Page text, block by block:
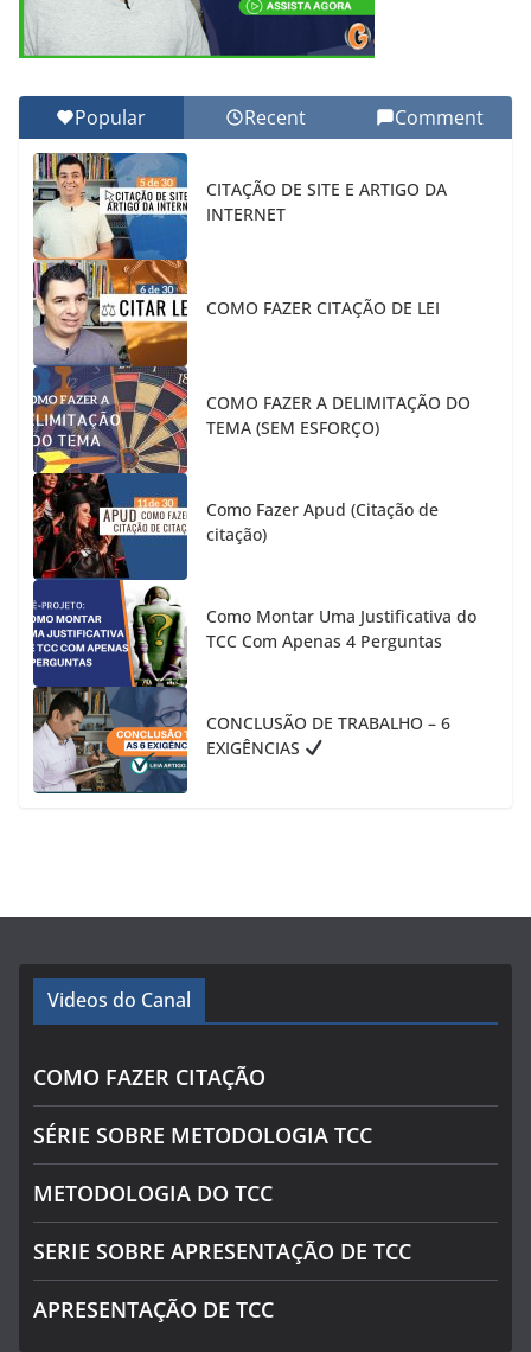
Popular Recent Comment
CITAÇÃO DE SITE E ARTIGO DA
INTERNET
COMO FAZER CITAÇÃO DE LEI
COMO FAZER A DELIMITAÇÃO DO
TEMA (SEM ESFORÇO)
Como Fazer Apud (Citação de
citação)
Como Montar Uma Justificativa do
TCC Com Apenas 4 Perguntas
CONCLUSÃO DE TRABALHO – 6
EXIGÊNCIAS
Videos do Canal
COMO FAZER CITAÇÃO
SÉRIE SOBRE METODOLOGIA TCC
METODOLOGIA DO TCC
SERIE SOBRE APRESENTAÇÃO DE TCC
APRESENTAÇÃO DE TCC